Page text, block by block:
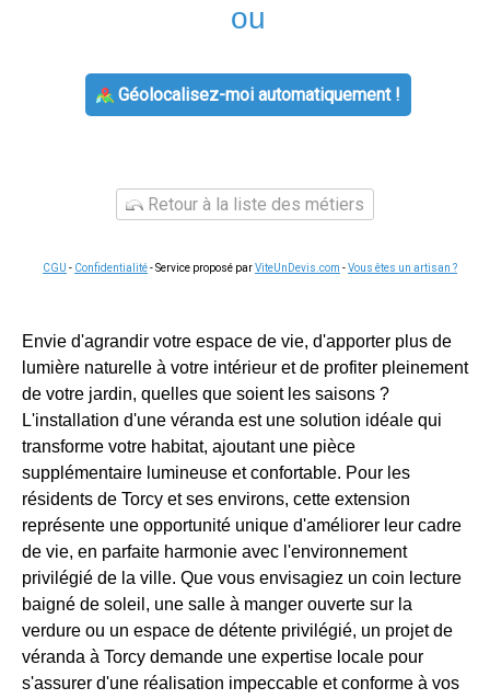
ou
Géolocalisez-moi automatiquement !
Retour à la liste des métiers
CGU - Confidentialité- Service proposé parViteUnDevis.com -Vous êtes un artisan ?
Envie d'agrandir votre espace de vie, d'apporter plus de
lumière naturelle à votre intérieur et de profiter pleinement
de votre jardin, quelles que soient les saisons ?
L'installation d'une véranda est une solution idéale qui
transforme votre habitat, ajoutant une pièce
supplémentaire lumineuse et confortable. Pour les
résidents de Torcy et ses environs, cette extension
représente une opportunité unique d'améliorer leur cadre
de vie, en parfaite harmonie avec l'environnement
privilégié de la ville. Que vous envisagiez un coin lecture
baigné de soleil, une salle à manger ouverte sur la
verdure ou un espace de détente privilégié, un projet de
véranda à Torcy demande une expertise locale pour
s'assurer d'une réalisation impeccable et conforme à vos